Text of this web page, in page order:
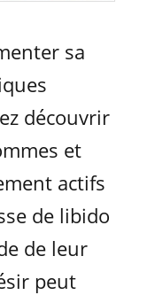
sa
découvrir
et
actifs
de libido
de leur
peut